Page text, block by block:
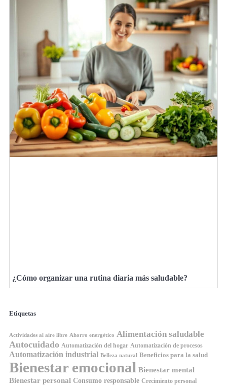
¿Cómo organizar una rutina diaria más saludable?
Etiquetas
Actividades al aire libre Ahorro energético Alimentación saludable
Autocuidado Automatización del hogar Automatización de procesos
Automatización industrial Belleza natural Beneficios para la salud
Bienestar emocional Bienestar mental
Bienestar personal Consumo responsable Crecimiento personal